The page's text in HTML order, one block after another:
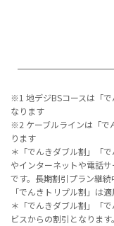
※1 地デジBSコースは「
なります
※2 ケーブルラインは「で
ります
＊「でんきダブル割」「
やインターネットや電話
です。長期割引プラン継続
「でんきトリプル割」は適
＊「でんきダブル割」「
ビスからの割引となりま